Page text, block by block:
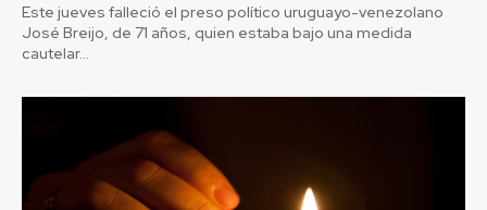
Este jueves falleció el preso político uruguayo-venezolano
José Breijo, de 71 años, quien estaba bajo una medida
cautelar...